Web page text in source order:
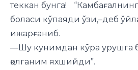
теккан бунга!
боласи кўпаяди ўзи,–деб
ижарғаниб.
—Шу кунимдан кўра урушга
қолганим яхшийди”.